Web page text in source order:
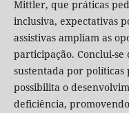
Mittler, que práticas
inclusiva, expectativas
assistivas ampliam as
participação. Conclui-se
sustentada por políticas
possibilita o
deficiência,